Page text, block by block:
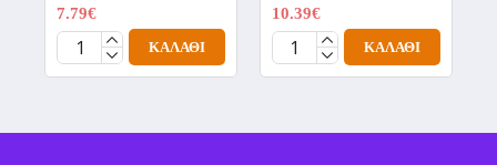
7.79€
ΚΑΛΆΘΙ
10.39€
ΚΑΛΆΘΙ